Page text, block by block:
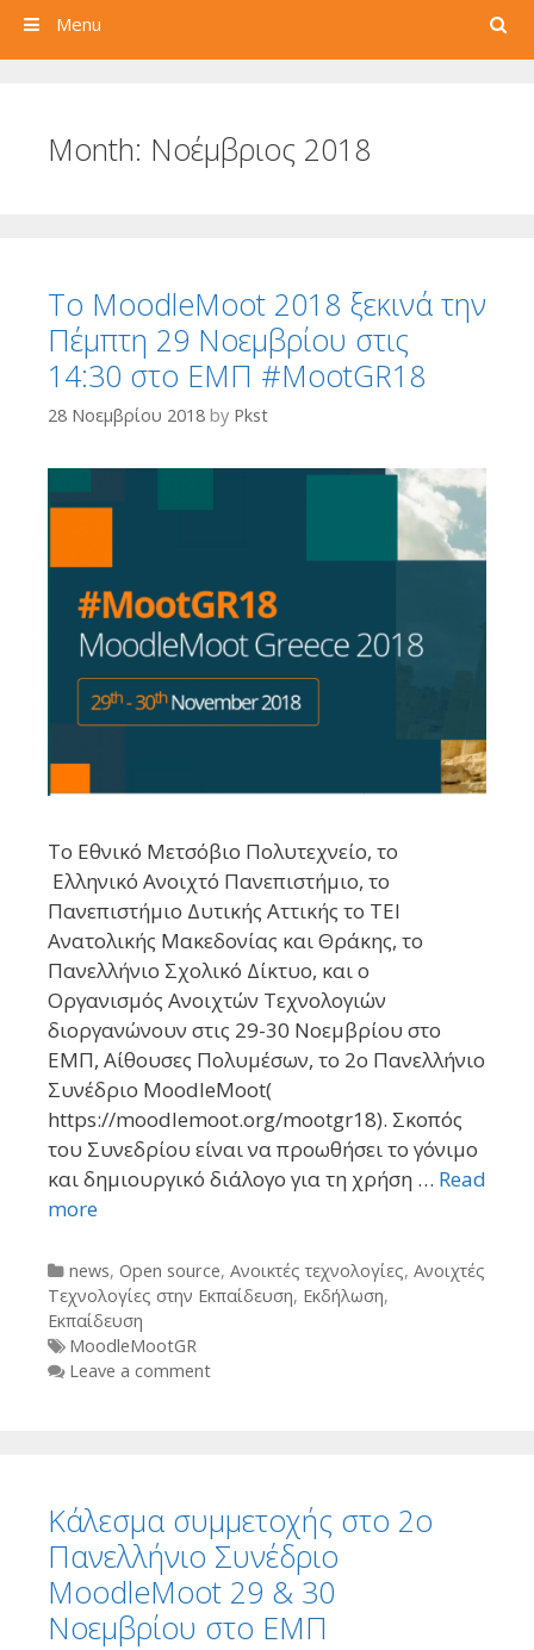
Search
Menu
Month: Νοέμβριος 2018
Το MoodleMoot 2018 ξεκινά την
Πέμπτη 29 Νοεμβρίου στις
14:30 στο ΕΜΠ #MootGR18
28 Νοεμβρίου 2018 by Pkst
To Εθνικό Μετσόβιο Πολυτεχνείο, το
Ελληνικό Ανοιχτό Πανεπιστήμιο, το
Πανεπιστήμιο Δυτικής Αττικής το ΤΕΙ
Ανατολικής Μακεδονίας και Θράκης, το
Πανελλήνιο Σχολικό Δίκτυο, και ο
Οργανισμός Ανοιχτών Τεχνολογιών
διοργανώνουν στις 29-30 Νοεμβρίου στο
ΕΜΠ, Αίθουσες Πολυμέσων, το 2ο Πανελλήνιο
Συνέδριο MoodleMoot(
https://moodlemoot.org/mootgr18). Σκοπός
του Συνεδρίου είναι να προωθήσει το γόνιμο
και δημιουργικό διάλογο για τη χρήση … Read
more
Categories
news, Open source, Ανοικτές τεχνολογίες, Ανοιχτές
Τεχνολογίες στην Εκπαίδευση, Εκδήλωση,
Εκπαίδευση
Tags
MoodleMootGR
Leave a comment
Κάλεσμα συμμετοχής στο 2ο
Πανελλήνιο Συνέδριο
MoodleMoot 29 & 30
Νοεμβρίου στο ΕΜΠ